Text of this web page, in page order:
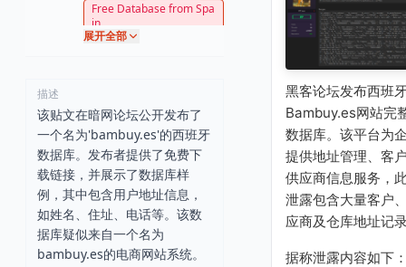
Free Database from Spa
in
展开全部
描述
该贴文在暗网论坛公开发布了
一个名为'bambuy.es'的西班牙
数据库。发布者提供了免费下
载链接，并展示了数据库样
例，其中包含用户地址信息，
如姓名、住址、电话等。该数
据库疑似来自一个名为
bambuy.es的电商网站系统。
黑客论坛发布西班
Bambuy.es网站完
数据库。该平台为
提供地址管理、客
供应商信息服务，
泄露包含大量客户
应商及仓库地址记
据称泄露内容如下